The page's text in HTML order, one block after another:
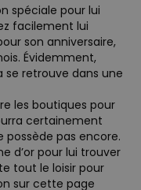
spéciale pour lui
facilement lui
son anniversaire,
Évidemment,
se retrouve dans une
les boutiques pour
certainement
possède pas encore.
d’or pour lui trouver
tout le loisir pour
sur cette page